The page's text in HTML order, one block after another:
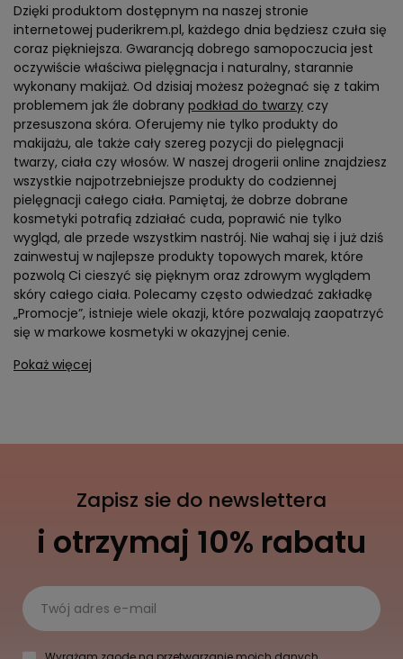
Dzięki produktom dostępnym na naszej stronie
internetowej puderikrem.pl, każdego dnia będziesz czuła się
coraz piękniejsza. Gwarancją dobrego samopoczucia jest
oczywiście właściwa pielęgnacja i naturalny, starannie
wykonany makijaż. Od dzisiaj możesz pożegnać się z takim
problemem jak źle dobrany podkład do twarzy czy
przesuszona skóra. Oferujemy nie tylko produkty do
makijażu, ale także cały szereg pozycji do pielęgnacji
twarzy, ciała czy włosów. W naszej drogerii online znajdziesz
wszystkie najpotrzebniejsze produkty do codziennej
pielęgnacji całego ciała. Pamiętaj, że dobrze dobrane
kosmetyki potrafią zdziałać cuda, poprawić nie tylko
wygląd, ale przede wszystkim nastrój. Nie wahaj się i już dziś
zainwestuj w najlepsze produkty topowych marek, które
pozwolą Ci cieszyć się pięknym oraz zdrowym wyglądem
skóry całego ciała. Polecamy często odwiedzać zakładkę
„Promocje”, istnieje wiele okazji, które pozwalają zaopatrzyć
się w markowe kosmetyki w okazyjnej cenie.
Pokaż więcej
Zapisz sie do newslettera
i otrzymaj 10% rabatu
Twój adres e-mail